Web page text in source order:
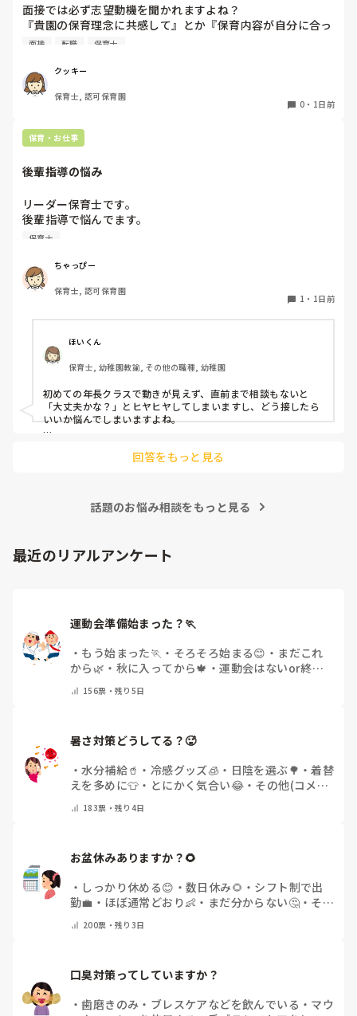
面接では必ず志望動機を聞かれますよね？
『貴園の保育理念に共感して』とか『保育内容が自分に合っ
てると思いました』等々が多いかと思いますが、実際はどう
私自身、園の雰囲気とか園の規模、保育内容は勘案しますが
正直なところ、家から通いやすいか、給与はどうか…という
ところに重きを置いています
皆さんは、志望動機をどのように答えていますか？また、本
音はどうですか？
面接 転職 保育士
クッキー
保育士, 認可保育園
0 ・ 1日前
保育・お仕事
後輩指導の悩み
リーダー保育士です。
後輩指導で悩んでます。
初めて年長を持つ後輩がいますが
いで様子見てると直前になるまで何もアクションがなかった
り
他の職員に聞いてる様子もなくて
よほど自分に聞きづらいのか、聞く必要性さえ感じないの
か、もうよくわからないです。
対応にも悩みます。
保育士
ちゃっぴー
保育士, 認可保育園
1 ・ 1日前
ほいくん
保育士, 幼稚園教諭, その他の職種, 幼稚園
初めての年長クラスで動きが見えず、直前まで相談もないと
「大丈夫かな？」とヒヤヒヤしてしまいますし、どう接したら
いいか悩んでしまいますよね。
「こんなこと聞いたら迷惑かな」と抱え込んでいるケースがと
件、どこまで進んだ？」「困ってることない？」と具体的に声
「毎日夕方に5分だけ進捗確認の時間を取る」などルール化し
てしまうと、後輩も質問しやすくなりますよ。一人で抱え込ま
回答をもっと見る
話題のお悩み相談をもっと見る
最近のリアルアンケート
運動会準備始まった？🏃
・ もう始まった🏃 ・ そろそろ始まる😊 ・ まだこれ
から🌿 ・ 秋に入ってから🍁 ・運動会はないor終わ
156票・残り5日
暑さ対策どうしてる？🥵
・水分補給🥤 ・ 冷感グッズ🧊 ・ 日陰を選ぶ🌳 ・着替
えを多めに👕 ・ とにかく気合い😂・ その他(コメン
183票・残り4日
お盆休みありますか？🌻
・ しっかり休める😊 ・ 数日休み🌻 ・ シフト制で出
勤💼 ・ ほぼ通常どおり👶 ・ まだ分からない🤔・ その
200票・残り3日
口臭対策ってしていますか？
・歯磨きのみ ・ ブレスケアなどを飲んでいる ・ マウ